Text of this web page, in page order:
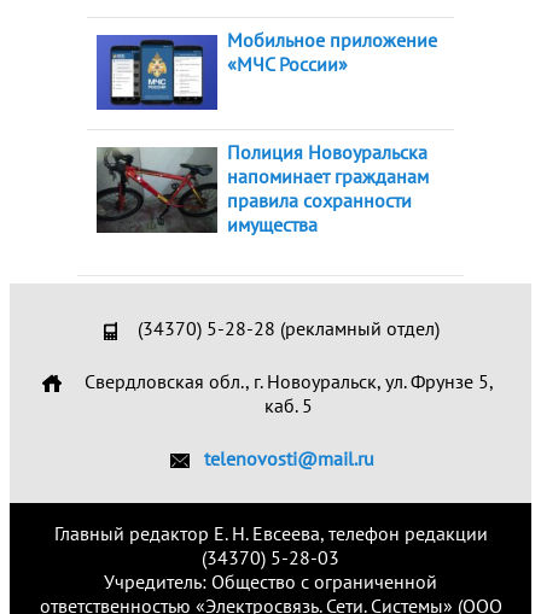
Мобильное приложение
«МЧС России»
Полиция Новоуральска
напоминает гражданам
правила сохранности
имущества
(34370) 5-28-28 (рекламный отдел)
Свердловская обл., г. Новоуральск, ул. Фрунзе 5,
каб. 5
telenovosti@mail.ru
Главный редактор Е. Н. Евсеева, телефон редакции
(34370) 5-28-03
Учредитель: Общество с ограниченной
ответственностью «Электросвязь. Сети. Системы» (ООО